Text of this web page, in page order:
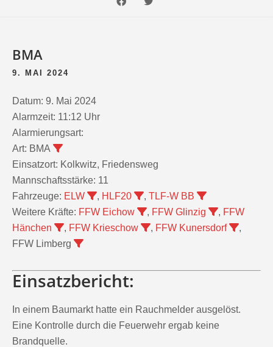
BMA
9. MAI 2024
Datum: 9. Mai 2024
Alarmzeit: 11:12 Uhr
Alarmierungsart:
Art: BMA
Einsatzort: Kolkwitz, Friedensweg
Mannschaftsstärke: 11
Fahrzeuge: ELW , HLF20 , TLF-W BB
Weitere Kräfte: FFW Eichow , FFW Glinzig , FFW
Hänchen
, FFW Krieschow , FFW Kunersdorf
,
FFW Limberg
Einsatzbericht:
In einem Baumarkt hatte ein Rauchmelder ausgelöst.
Eine Kontrolle durch die Feuerwehr ergab keine
Brandquelle.